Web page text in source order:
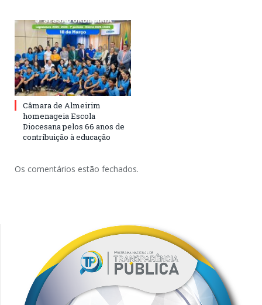
Câmara de Almeirim
homenageia Escola
Diocesana pelos 66 anos de
contribuição à educação
Os comentários estão fechados.